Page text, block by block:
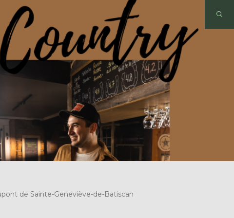
de Sainte-Geneviève-de-Batiscan